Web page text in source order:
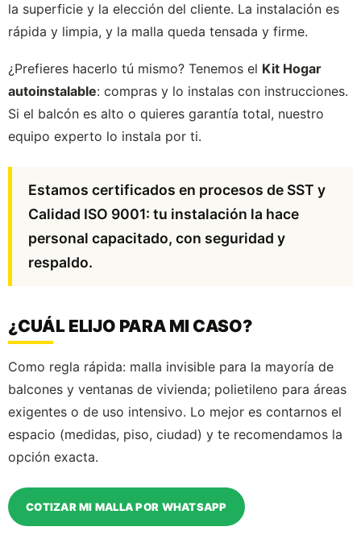
la superficie y la elección del cliente. La instalación es
rápida y limpia, y la malla queda tensada y firme.
¿Prefieres hacerlo tú mismo? Tenemos el Kit Hogar
autoinstalable: compras y lo instalas con instrucciones.
Si el balcón es alto o quieres garantía total, nuestro
equipo experto lo instala por ti.
Estamos certificados en procesos de SST y
Calidad ISO 9001: tu instalación la hace
personal capacitado, con seguridad y
respaldo.
¿CUÁL ELIJO PARA MI CASO?
Como regla rápida: malla invisible para la mayoría de
balcones y ventanas de vivienda; polietileno para áreas
exigentes o de uso intensivo. Lo mejor es contarnos el
espacio (medidas, piso, ciudad) y te recomendamos la
opción exacta.
COTIZAR MI MALLA POR WHATSAPP